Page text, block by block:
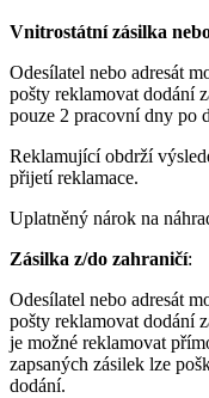
Vnitrostátní zásilka
Odesílatel nebo adresát
pošty reklamovat dodání
pouze 2 pracovní dny po
Reklamující obdrží
přijetí reklamace.
Uplatněný nárok na
Zásilka z/do zahraničí:
Odesílatel nebo adresát
pošty reklamovat dodání
je možné reklamovat
zapsaných zásilek lze
dodání.